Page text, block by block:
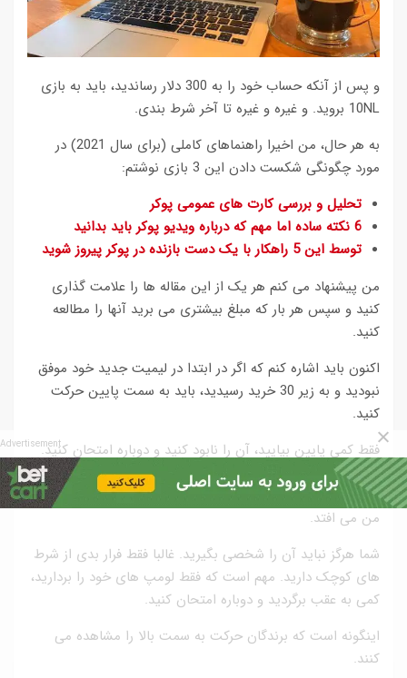
و پس از آنکه حساب خود را به 300 دلار رساندید، باید به بازی
10NL بروید. و غیره و غیره تا آخر شرط بندی.
به هر حال، من اخیرا راهنماهای کاملی (برای سال 2021) در
مورد چگونگی شکست دادن این 3 بازی نوشتم:
تحلیل و بررسی کارت های عمومی پوکر
6 نکته ساده اما مهم که درباره ویدیو پوکر باید بدانید
توسط این 5 راهکار با یک دست بازنده در پوکر پیروز شوید
من پیشنهاد می کنم هر یک از این مقاله ها را علامت گذاری
کنید و سپس هر بار که مبلغ بیشتری می برید آنها را مطالعه
کنید.
اکنون باید اشاره کنم که اگر در ابتدا در لیمیت جدید خود موفق
نبودید و به زیر 30 خرید رسیدید، باید به سمت پایین حرکت
کنید.
فقط کمی پایین بیایید، آن را نابود کنید و دوباره امتحان کنید.
کاملا طبیعی است که بعضی اوقات هنگام حرکت به سمت بالا
“شکست” میخورید. این اتفاق همیشه برای افراد حرفه ای مثل
من می افتد.
شما هرگز نباید آن را شخصی بگیرید. غالبا فقط فرار بدی از شرط
های کوچک دارید. مهم است که فقط لومپ های خود را بردارید،
کمی به عقب برگردید و دوباره امتحان کنید.
اینگونه است که برندگان حرکت به سمت بالا را مشاهده می
کنند.
Advertisement